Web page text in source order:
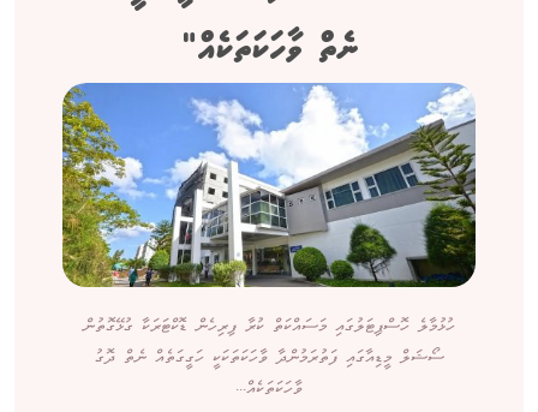
ނެތް ވާހަކަތަކެއް"
ހުޅުމާލެ ހޮސްޕިޓަލުގައި މަސައްކަތް ކުރާ ފިރިހެން ޑޮކްޓަރަކާ ގުޅޭގޮތުން
ސޯޝަލް މީޑިއާގައި ފަތުރަމުންދާ ވާހަކަތަކަކީ ހަގީގަތެއް ނެތް ދޮގު
ވާހަކަތަކެއް...